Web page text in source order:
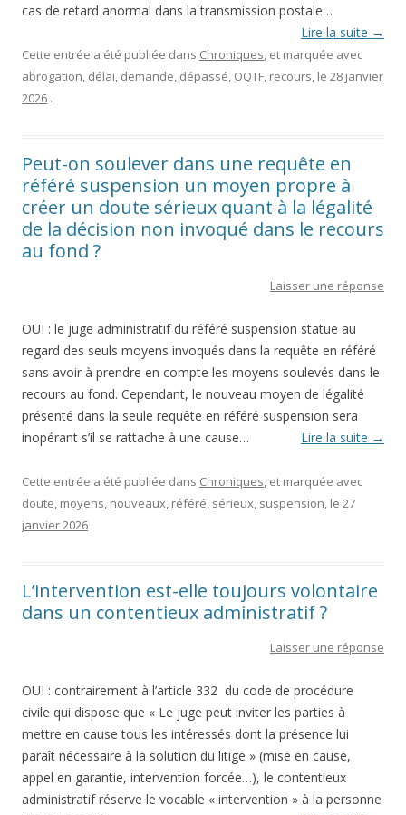
cas de retard anormal dans la transmission postale…
Lire la suite →
Cette entrée a été publiée dans Chroniques , et marquée avec
abrogation délai demande dépassé OQTF recours , le 28 janvier
2026 .
Peut-on soulever dans une requête en
référé suspension un moyen propre à
créer un doute sérieux quant à la légalité
de la décision non invoqué dans le recours
au fond ?
Laisser une réponse
OUI : le juge administratif du référé suspension statue au
regard des seuls moyens invoqués dans la requête en référé
sans avoir à prendre en compte les moyens soulevés dans le
recours au fond. Cependant, le nouveau moyen de légalité
présenté dans la seule requête en référé suspension sera
inopérant s’il se rattache à une cause…
Lire la suite →
Cette entrée a été publiée dans Chroniques, et marquée avec
doute, moyens, nouveaux, référé, sérieux, suspension, le 27
janvier 2026 .
L’intervention est-elle toujours volontaire
dans un contentieux administratif ?
Laisser une réponse
OUI : contrairement à l’article 332 du code de procédure
civile qui dispose que « Le juge peut inviter les parties à
mettre en cause tous les intéressés dont la présence lui
paraît nécessaire à la solution du litige » (mise en cause,
appel en garantie, intervention forcée…), le contentieux
administratif réserve le vocable « intervention » à la personne